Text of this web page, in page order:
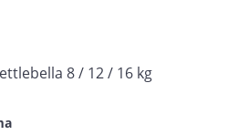
8 / 12 / 16 kg